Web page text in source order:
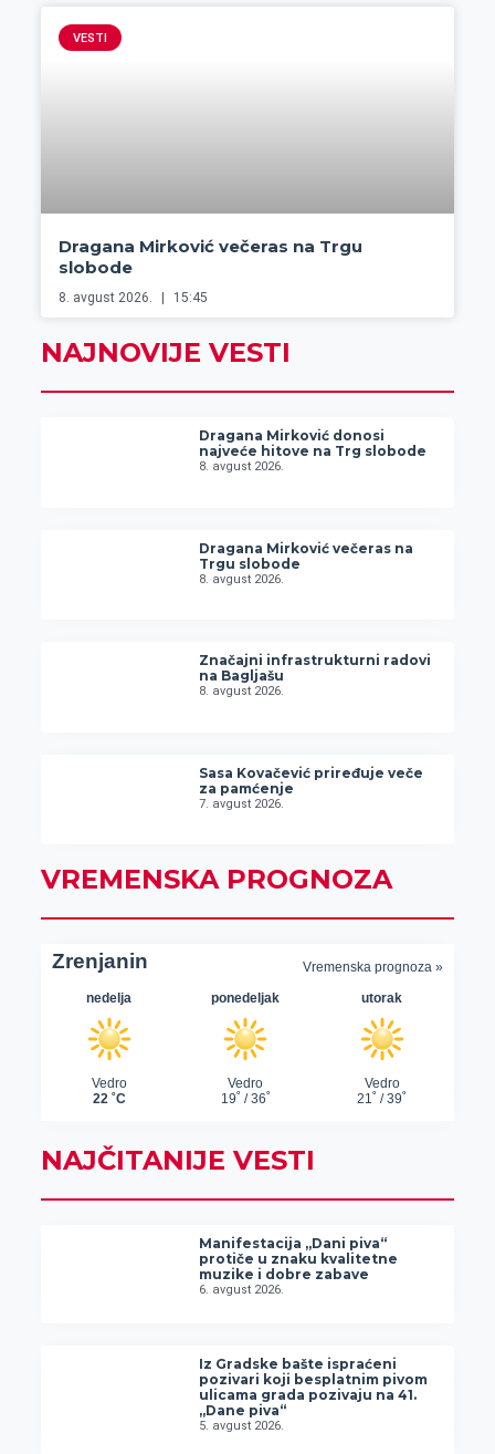
VESTI
Dragana Mirković večeras na Trgu
slobode
8. avgust 2026. 15:45
NAJNOVIJE VESTI
Dragana Mirković donosi
najveće hitove na Trg slobode
8. avgust 2026.
Dragana Mirković večeras na
Trgu slobode
8. avgust 2026.
Značajni infrastrukturni radovi
na Bagljašu
8. avgust 2026.
Sasa Kovačević priređuje veče
za pamćenje
7. avgust 2026.
VREMENSKA PROGNOZA
NAJČITANIJE VESTI
Manifestacija „Dani piva“
protiče u znaku kvalitetne
muzike i dobre zabave
6. avgust 2026.
Iz Gradske bašte ispraćeni
pozivari koji besplatnim pivom
ulicama grada pozivaju na 41.
„Dane piva“
5. avgust 2026.